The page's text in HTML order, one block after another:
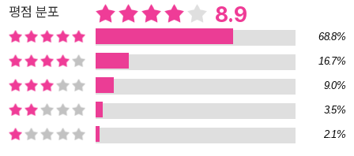
하며 온 마음으로 써내려가는 7편의 긴 편지 사람 사이의 관계를 그
리는 데 특출한 감각을 발휘하는 최은영의 소설은 특히 관계가 시작
되는 순간과 부서지는 순간을 포착하는 데, 더 정확히는 무엇이 관계
를 어그러뜨렸는지 치열하게 들여다보는 데 능하다. 이번 소설집의
특징 중 하나는 그러한 관계의 양상을 사회적 문제와의 연관 속에서
헤아린다는 점이다. 문학평론가 양경언이 정확하게 적시하듯 “최은
영의 작품은 언제나 미묘한 파동이 만들어진 원인으로 여러 사회 조
평점 분포 8.9
68.8%
16.7%
9.0%
3.5%
2.1%